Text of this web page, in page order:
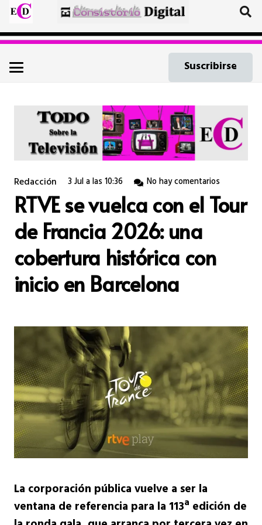
Suscribirse
Redacción 3 Jul a las 10:36 No hay comentarios
RTVE se vuelca con el Tour
de Francia 2026: una
cobertura histórica con
inicio en Barcelona
La corporación pública vuelve a ser la
ventana de referencia para la 113ª edición de